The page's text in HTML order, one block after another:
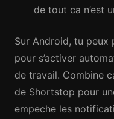
de tout ca n’est
Sur Android, tu peux
pour s’activer
de travail. Combine
de Shortstop pour
empeche les